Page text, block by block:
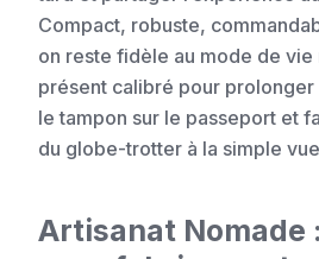
Compact, robuste,
on reste fidèle au mode de vie
présent calibré pour
le tampon sur le passeport et
du globe-trotter à la simple
Artisanat Nomade